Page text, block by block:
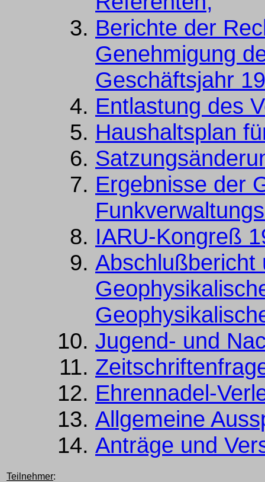
Berichte der
Genehmigung
Geschäftsjahr
Entlastung des
Haushaltsplan
Ergebnisse der
IARU-Kongreß
Abschlußbericht
Jugend- und
Ehrennadel-
Allgemeine
Anträge und
Teilnehmer: